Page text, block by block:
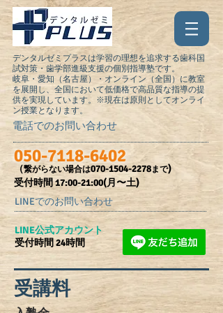
デンタルゼミプラスは学習の理想を追求する歯科国
試対策・歯学部進級支援の個別指導塾です。
岐阜・愛知（名古屋）・オンライン（全国）に教室
を展開し、全国において低価格で高品質な指導の提
供を実現しています。※現在は原則としてオンライ
ン授業となります。
電話でのお問い合わせ
050-7118-6402
（繋がらない場合は070-1504-2278まで)
受付時間​ 17:00-21:00(月〜土)
LINEでのお問い合わせ
​LINE公式アカウント
受付時間 24時間
受講料​